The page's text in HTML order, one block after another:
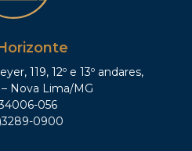
119, 12º e 13º andares,
– Nova Lima/MG
056
0900